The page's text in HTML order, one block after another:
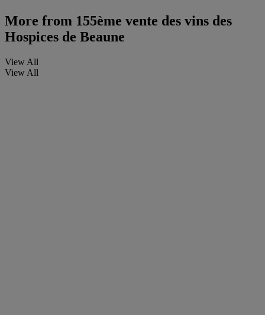
More from 155ème vente des vins des
Hospices de Beaune
View All
View All